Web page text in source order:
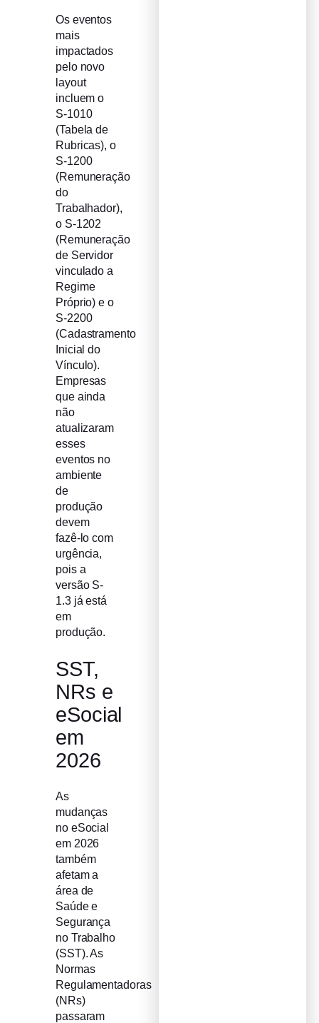
Os eventos
mais
impactados
pelo novo
layout
incluem o
S-1010
(Tabela de
Rubricas), o
S-1200
(Remuneração
do
Trabalhador),
o S-1202
(Remuneração
de Servidor
vinculado a
Regime
Próprio) e o
S-2200
(Cadastramento
Inicial do
Vínculo).
Empresas
que ainda
não
atualizaram
esses
eventos no
ambiente
de
produção
devem
fazê-lo com
urgência,
pois a
versão S-
1.3 já está
em
produção.
SST,
NRs e
eSocial
em
2026
As
mudanças
no eSocial
em 2026
também
afetam a
área de
Saúde e
Segurança
no Trabalho
(SST). As
Normas
Regulamentadoras
(NRs)
passaram